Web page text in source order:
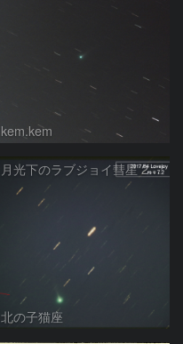
kem.kem
月光下のラブジョイ彗星 2017E4 Lovejoy
北の子猫座